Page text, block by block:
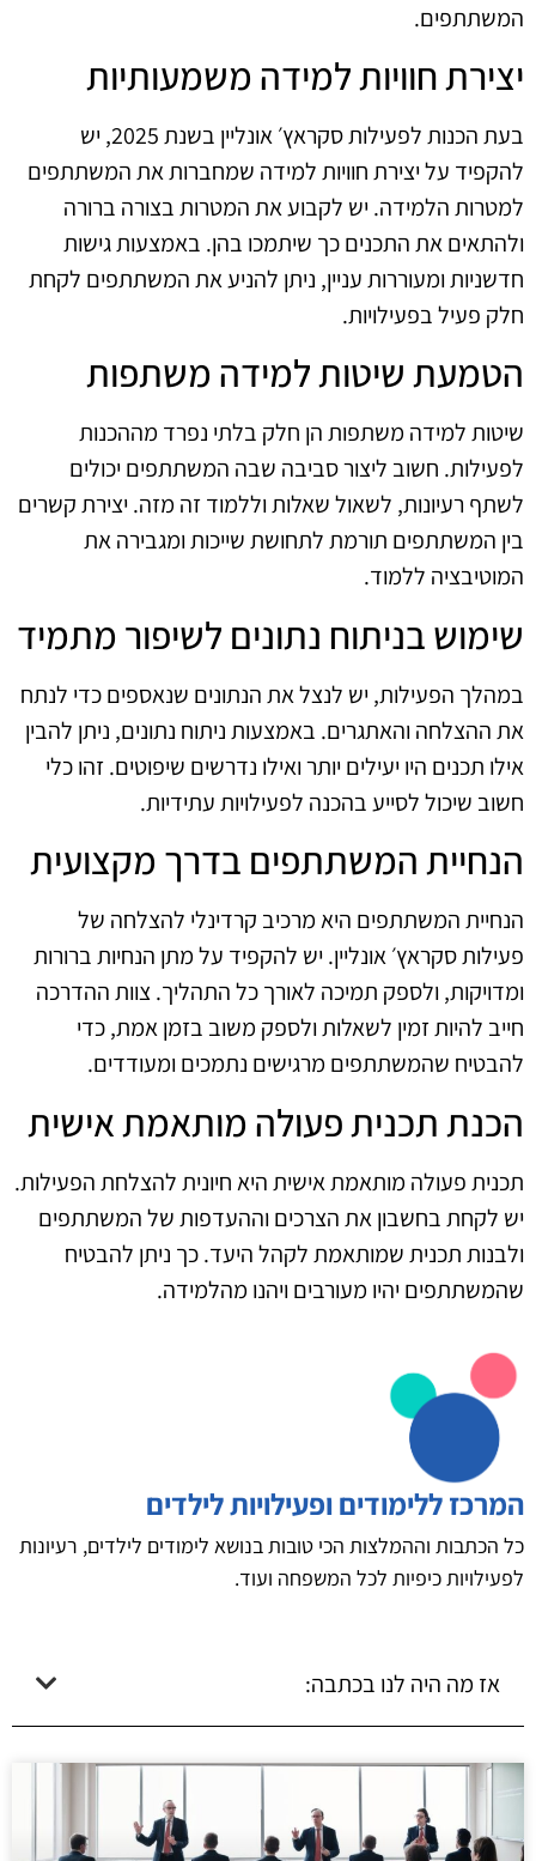
המשתתפים.
יצירת חוויות למידה משמעותיות
בעת הכנות לפעילות סקראץ׳ אונליין בשנת 2025, יש
להקפיד על יצירת חוויות למידה שמחברות את המשתתפים
למטרות הלמידה. יש לקבוע את המטרות בצורה ברורה
ולהתאים את התכנים כך שיתמכו בהן. באמצעות גישות
חדשניות ומעוררות עניין, ניתן להניע את המשתתפים לקחת
חלק פעיל בפעילויות.
הטמעת שיטות למידה משתפות
שיטות למידה משתפות הן חלק בלתי נפרד מההכנות
לפעילות. חשוב ליצור סביבה שבה המשתתפים יכולים
לשתף רעיונות, לשאול שאלות וללמוד זה מזה. יצירת קשרים
בין המשתתפים תורמת לתחושת שייכות ומגבירה את
המוטיבציה ללמוד.
שימוש בניתוח נתונים לשיפור מתמיד
במהלך הפעילות, יש לנצל את הנתונים שנאספים כדי לנתח
את ההצלחה והאתגרים. באמצעות ניתוח נתונים, ניתן להבין
אילו תכנים היו יעילים יותר ואילו נדרשים שיפוטים. זהו כלי
חשוב שיכול לסייע בהכנה לפעילויות עתידיות.
הנחיית המשתתפים בדרך מקצועית
הנחיית המשתתפים היא מרכיב קרדינלי להצלחה של
פעילות סקראץ׳ אונליין. יש להקפיד על מתן הנחיות ברורות
ומדויקות, ולספק תמיכה לאורך כל התהליך. צוות ההדרכה
חייב להיות זמין לשאלות ולספק משוב בזמן אמת, כדי
להבטיח שהמשתתפים מרגישים נתמכים ומעודדים.
הכנת תכנית פעולה מותאמת אישית
תכנית פעולה מותאמת אישית היא חיונית להצלחת הפעילות.
יש לקחת בחשבון את הצרכים וההעדפות של המשתתפים
ולבנות תכנית שמותאמת לקהל היעד. כך ניתן להבטיח
שהמשתתפים יהיו מעורבים ויהנו מהלמידה.
המרכז ללימודים ופעילויות לילדים
כל הכתבות וההמלצות הכי טובות בנושא לימודים לילדים, רעיונות
לפעילויות כיפיות לכל המשפחה ועוד.
אז מה היה לנו בכתבה: